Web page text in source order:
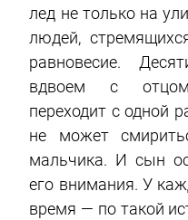
лед не только на
людей,
равновесие.
вдвоем с отцом-
переходит с одной
не может
мальчика. И сын
его внимания. У
время — по такой